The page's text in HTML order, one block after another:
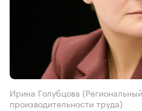
Ирина Голубцова
производительности труда)